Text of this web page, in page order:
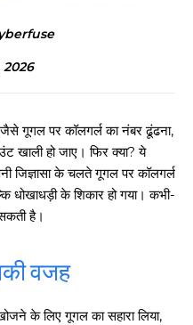
2026
गूगल पर कॉलगर्ल का नंबर ढूंढना,
खाली हो जाए। फिर क्या? ये
जिज्ञासा के चलते गूगल पर कॉलगर्ल
धोखाधड़ी के शिकार हो गया। कभी-
है।
वजह
के लिए गूगल का सहारा लिया,